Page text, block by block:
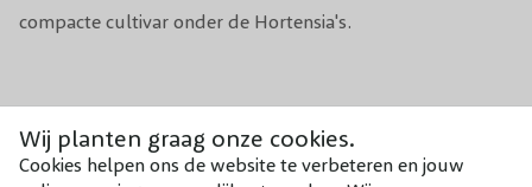
Wij planten graag onze cookies.
Cookies helpen ons de website te verbeteren en jouw
compacte cultivar onder de Hortensia's.
Aantal per m1 2
Voeding
Tijdens de groei 1x per maand bemesten
met Meststof Rhodo, Hortensia & Azalea
Combineer met
Onze aanraders bij dit product